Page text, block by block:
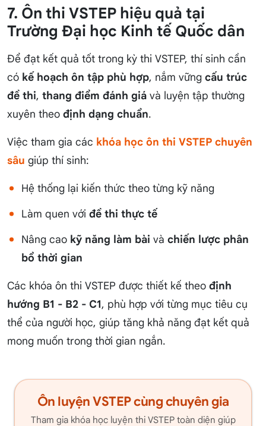
7. Ôn thi VSTEP hiệu quả tại
Trường Đại học Kinh tế Quốc dân
Để đạt kết quả tốt trong kỳ thi VSTEP, thí sinh cần
có kế hoạch ôn tập phù hợp, nắm vững cấu trúc
đề thi, thang điểm đánh giá và luyện tập thường
xuyên theo định dạng chuẩn.
Việc tham gia các khóa học ôn thi VSTEP chuyên
sâu giúp thí sinh:
Hệ thống lại kiến thức theo từng kỹ năng
Làm quen với đề thi thực tế
Nâng cao kỹ năng làm bài và chiến lược phân
bổ thời gian
Các khóa ôn thi VSTEP được thiết kế theo định
hướng B1 - B2 - C1, phù hợp với từng mục tiêu cụ
thể của người học, giúp tăng khả năng đạt kết quả
mong muốn trong thời gian ngắn.
Ôn luyện VSTEP cùng chuyên gia
Tham gia khóa học luyện thi VSTEP toàn diện giúp